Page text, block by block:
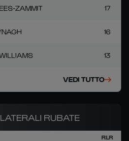
ZAMMIT 17
16
13
VEDI TUTTO
RUBATE
RLR